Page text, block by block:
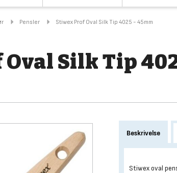
Pensler Stiwex Prof Oval Silk Tip 4025 - 45mm
Silk Tip
Beskrivelse
Stiwex oval